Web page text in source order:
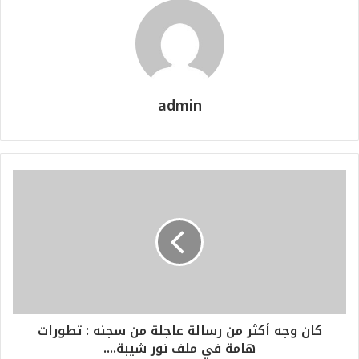
admin
كان وجه أكثر من رسالة عاجلة من سجنه : تطورات
هامة في ملف نور شيبة....